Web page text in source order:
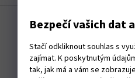
Bezpečí vašich dat
Stačí odkliknout souhlas s
zajímat. K poskytnutým
tak, jak má a vám se